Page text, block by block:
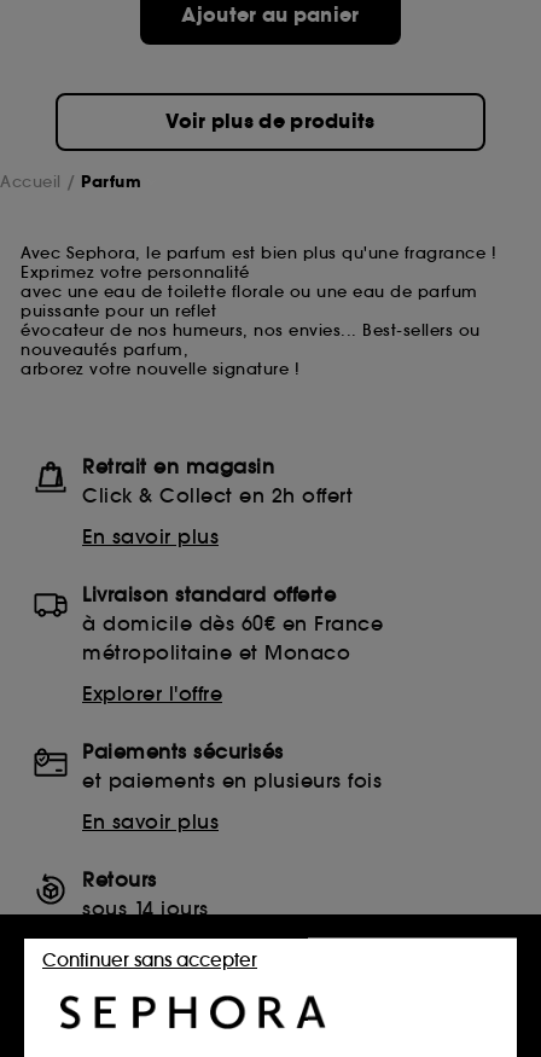
Ajouter au panier
Voir plus de produits
Accueil Parfum
Avec Sephora, le parfum est bien plus qu'une fragrance !
Exprimez votre personnalité
avec une eau de toilette florale ou une eau de parfum
puissante pour un reflet
évocateur de nos humeurs, nos envies... Best-sellers ou
nouveautés parfum,
arborez votre nouvelle signature !
Retrait en magasin
Click & Collect en 2h offert
En savoir plus
Livraison standard offerte
à domicile dès 60€ en France
métropolitaine et Monaco
Explorer l'offre
Paiements sécurisés
et paiements en plusieurs fois
En savoir plus
Retours
sous 14 jours
Retourner mon article
SERVICES, CONTACT ET CONDITIONS DES OFFRES
Continuer sans accepter